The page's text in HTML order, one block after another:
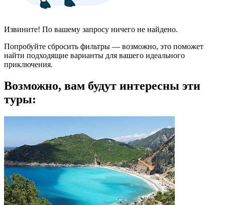
Извините! По вашему запросу ничего не найдено.
Попробуйте сбросить фильтры — возможно, это поможет
найти подходящие варианты для вашего идеального
приключения.
Возможно, вам будут интересны эти
туры: